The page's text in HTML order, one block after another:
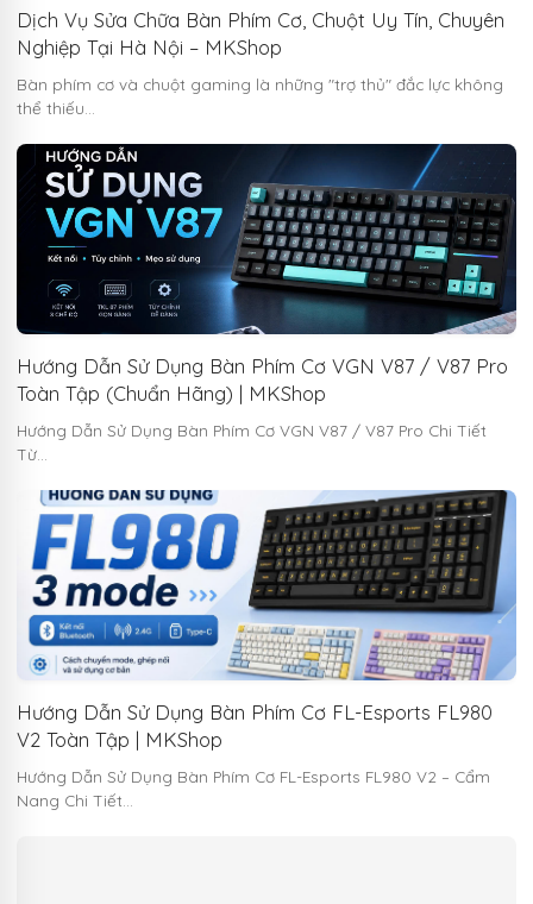
Dịch Vụ Sửa Chữa Bàn Phím Cơ, Chuột Uy Tín, Chuyên
Nghiệp Tại Hà Nội – MKShop
Bàn phím cơ và chuột gaming là những "trợ thủ" đắc lực không
thể thiếu…
Hướng Dẫn Sử Dụng Bàn Phím Cơ VGN V87 / V87 Pro
Toàn Tập (Chuẩn Hãng) | MKShop
Hướng Dẫn Sử Dụng Bàn Phím Cơ VGN V87 / V87 Pro Chi Tiết
Từ…
Hướng Dẫn Sử Dụng Bàn Phím Cơ FL-Esports FL980
V2 Toàn Tập | MKShop
Hướng Dẫn Sử Dụng Bàn Phím Cơ FL-Esports FL980 V2 – Cẩm
Nang Chi Tiết…